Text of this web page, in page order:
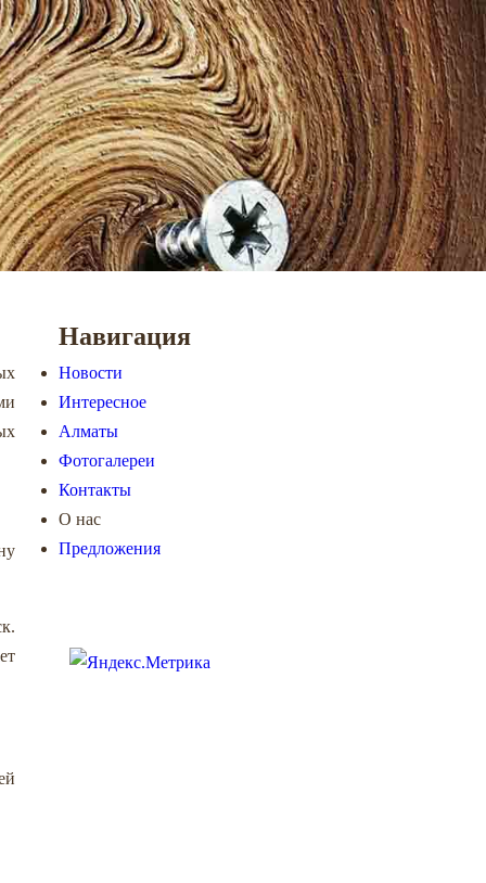
Навигация
Новости
Интересное
Алматы
Фотогалереи
Контакты
О нас
Предложения